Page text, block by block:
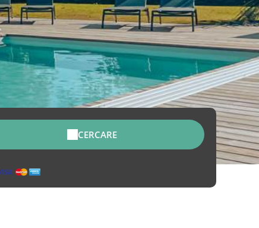
CERCARE